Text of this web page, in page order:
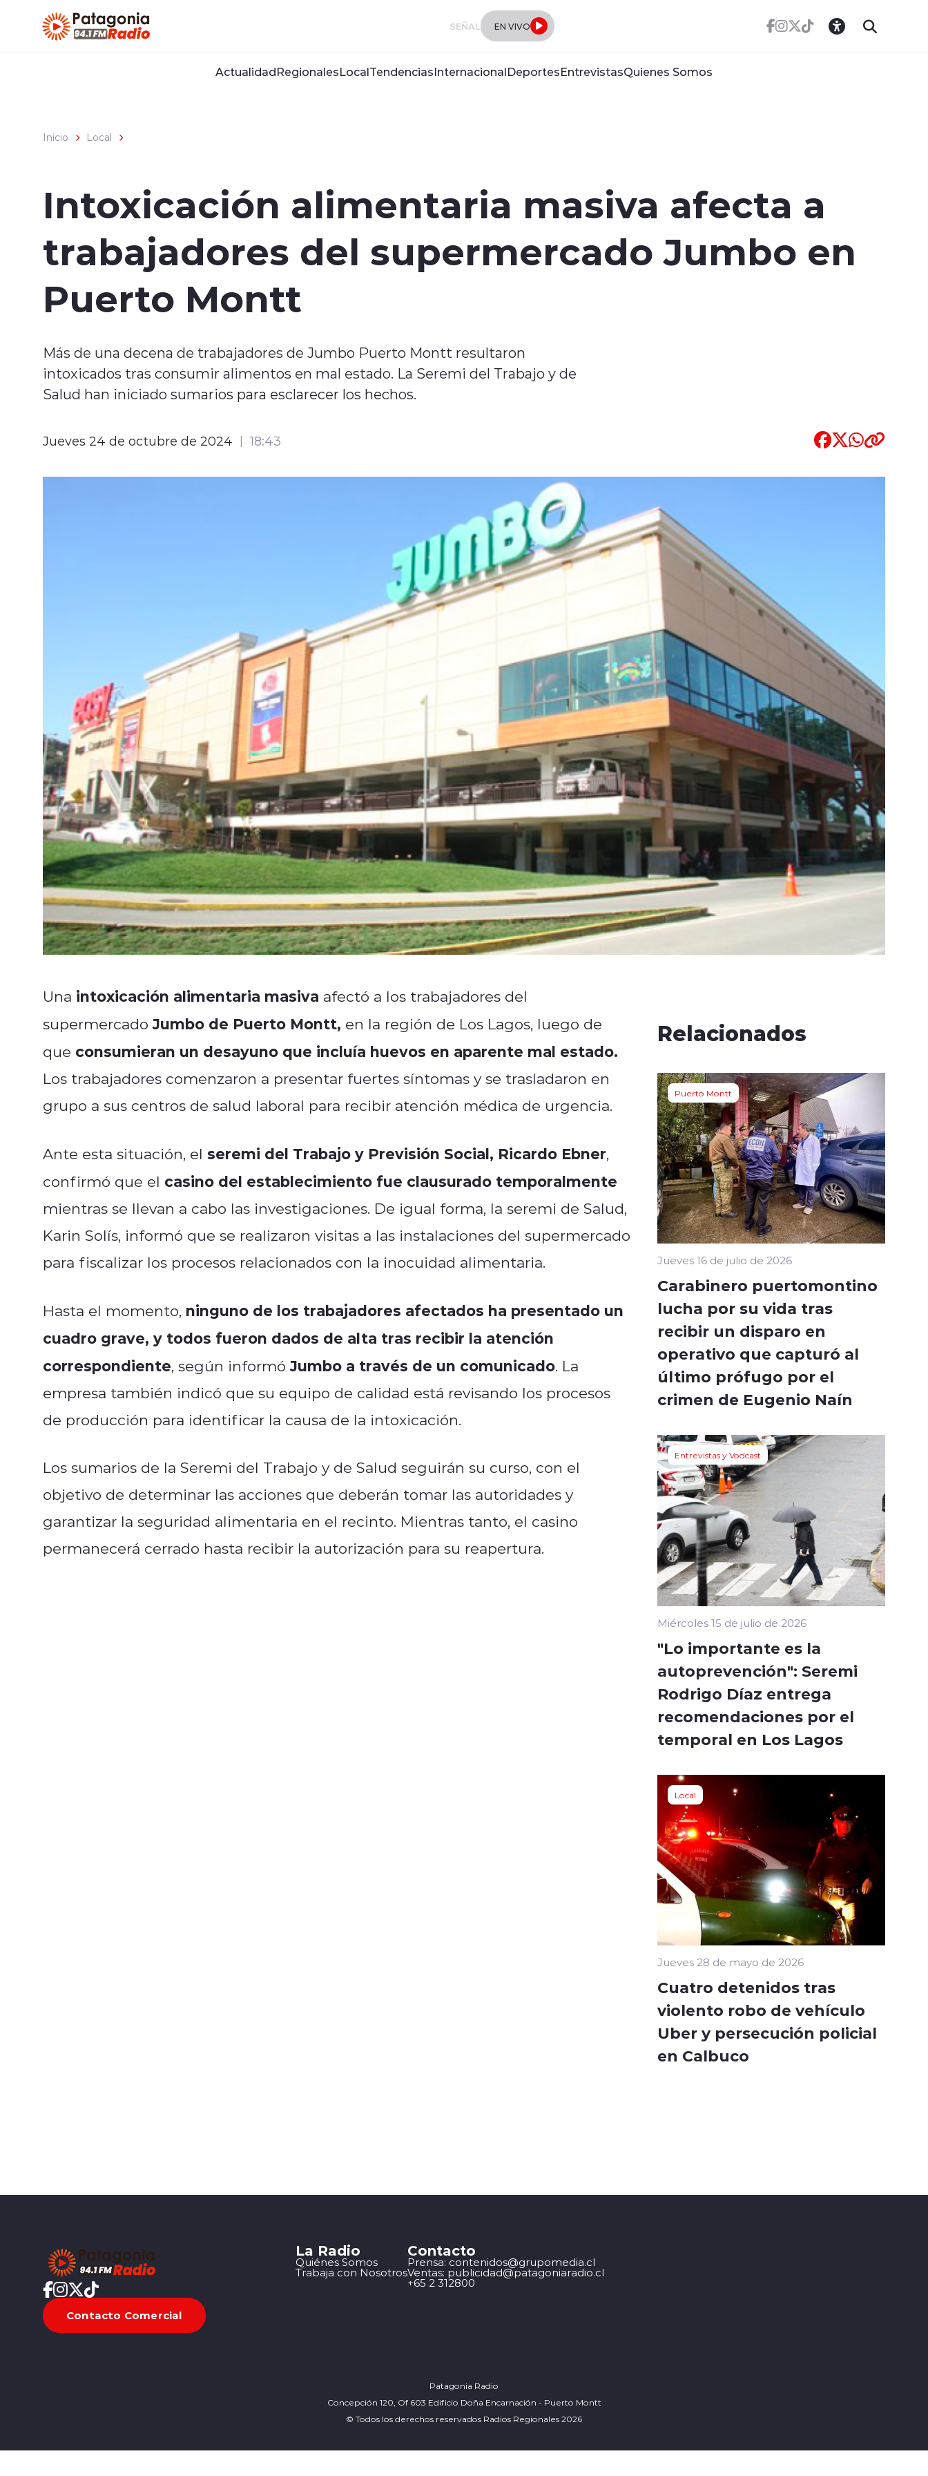
SEÑAL EN VIVO
ActualidadRegionalesLocalTendenciasInternacionalDeportesEntrevistasQuienes Somos
Inicio Local
Intoxicación alimentaria masiva afecta a
trabajadores del supermercado Jumbo en
Puerto Montt
Más de una decena de trabajadores de Jumbo Puerto Montt resultaron
intoxicados tras consumir alimentos en mal estado. La Seremi del Trabajo y de
Salud han iniciado sumarios para esclarecer los hechos.
Jueves 24 de octubre de 2024 18:43
Una intoxicación alimentaria masiva afectó a los trabajadores del
supermercadoJumbo de Puerto Montt, en la región de Los Lagos, luego de
que consumieran un desayuno que incluía huevos en aparente mal estado.
Los trabajadores comenzaron a presentar fuertes síntomas y se trasladaron en
grupo a sus centros de salud laboral para recibir atención médica de urgencia.
Ante esta situación, el seremi del Trabajo y Previsión Social, Ricardo Ebner,
confirmó que el casino del establecimiento fue clausurado temporalmente
mientras se llevan a cabo las investigaciones. De igual forma, la seremi de Salud,
Karin Solís, informó que se realizaron visitas a las instalaciones del supermercado
para fiscalizar los procesos relacionados con la inocuidad alimentaria.
Hasta el momento, ninguno de los trabajadores afectados ha presentado un
cuadro grave, y todos fueron dados de alta tras recibir la atención
correspondiente, según informóJumbo a través de un comunicado. La
empresa también indicó que su equipo de calidad está revisando los procesos
de producción para identificar la causa de la intoxicación.
Los sumarios de la Seremi del Trabajo y de Salud seguirán su curso, con el
objetivo de determinar las acciones que deberán tomar las autoridades y
garantizar la seguridad alimentaria en el recinto. Mientras tanto, el casino
permanecerá cerrado hasta recibir la autorización para su reapertura.
Relacionados
Puerto Montt
Jueves 16 de julio de 2026
Carabinero puertomontino
lucha por su vida tras
recibir un disparo en
operativo que capturó al
último prófugo por el
crimen de Eugenio Naín
Entrevistas y Vodcast
Miércoles 15 de julio de 2026
"Lo importante es la
autoprevención": Seremi
Rodrigo Díaz entrega
recomendaciones por el
temporal en Los Lagos
Local
Jueves 28 de mayo de 2026
Cuatro detenidos tras
violento robo de vehículo
Uber y persecución policial
en Calbuco
Contacto Comercial
La Radio
Quiénes Somos
Trabaja con Nosotros
Contacto
Prensa: contenidos@grupomedia.cl
Ventas: publicidad@patagoniaradio.cl
+65 2 312800
Patagonia Radio
Concepción 120, Of 603 Edificio Doña Encarnación - Puerto Montt
© Todos los derechos reservados Radios Regionales 2026